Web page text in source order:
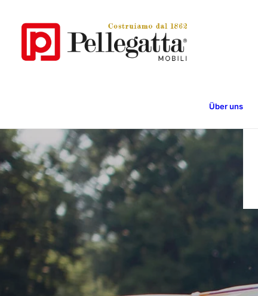
Über uns